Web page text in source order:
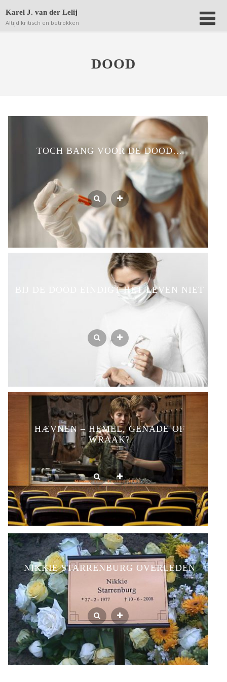
Karel J. van der Lelij
Altijd kritisch en betrokken
DOOD
TOCH BANG VOOR DE DOOD…
BIJ DE DOOD EINDIGT HET LEVEN NIET
HÆVNEN – HEMEL, GENADE OF
WRAAK?
NIKKIE STARRENBURG OVERLEDEN
jouw computer om achteraf anonieme bezoekersaantallen
terug te kunnen vinden.